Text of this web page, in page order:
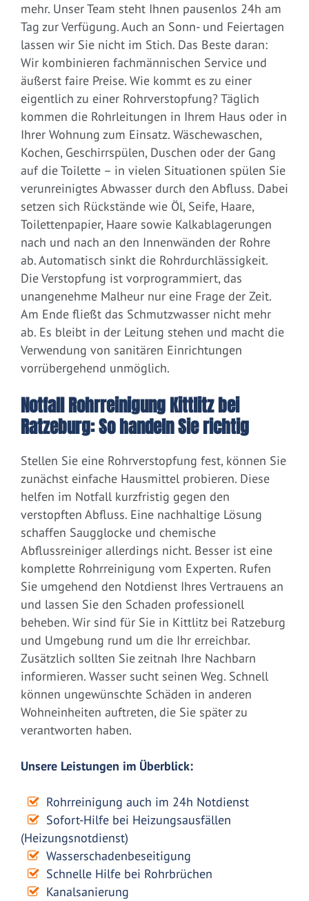
mehr. Unser Team steht Ihnen pausenlos 24h am
Tag zur Verfügung. Auch an Sonn- und Feiertagen
lassen wir Sie nicht im Stich. Das Beste daran:
Wir kombinieren fachmännischen Service und
äußerst faire Preise. Wie kommt es zu einer
eigentlich zu einer Rohrverstopfung? Täglich
kommen die Rohrleitungen in Ihrem Haus oder in
Ihrer Wohnung zum Einsatz. Wäschewaschen,
Kochen, Geschirrspülen, Duschen oder der Gang
auf die Toilette – in vielen Situationen spülen Sie
verunreinigtes Abwasser durch den Abfluss. Dabei
setzen sich Rückstände wie Öl, Seife, Haare,
Toilettenpapier, Haare sowie Kalkablagerungen
nach und nach an den Innenwänden der Rohre
ab. Automatisch sinkt die Rohrdurchlässigkeit.
Die Verstopfung ist vorprogrammiert, das
unangenehme Malheur nur eine Frage der Zeit.
Am Ende fließt das Schmutzwasser nicht mehr
ab. Es bleibt in der Leitung stehen und macht die
Verwendung von sanitären Einrichtungen
vorrübergehend unmöglich.
Notfall Rohrreinigung Kittlitz bei
Ratzeburg: So handeln Sie richtig
Stellen Sie eine Rohrverstopfung fest, können Sie
zunächst einfache Hausmittel probieren. Diese
helfen im Notfall kurzfristig gegen den
verstopften Abfluss. Eine nachhaltige Lösung
schaffen Saugglocke und chemische
Abflussreiniger allerdings nicht. Besser ist eine
komplette Rohrreinigung vom Experten. Rufen
Sie umgehend den Notdienst Ihres Vertrauens an
und lassen Sie den Schaden professionell
beheben. Wir sind für Sie in Kittlitz bei Ratzeburg
und Umgebung rund um die Ihr erreichbar.
Zusätzlich sollten Sie zeitnah Ihre Nachbarn
informieren. Wasser sucht seinen Weg. Schnell
können ungewünschte Schäden in anderen
Wohneinheiten auftreten, die Sie später zu
verantworten haben.
Unsere Leistungen im Überblick:
Rohrreinigung auch im 24h Notdienst
Sofort-Hilfe bei Heizungsausfällen
(Heizungsnotdienst)
Wasserschadenbeseitigung
Schnelle Hilfe bei Rohrbrüchen
Kanalsanierung